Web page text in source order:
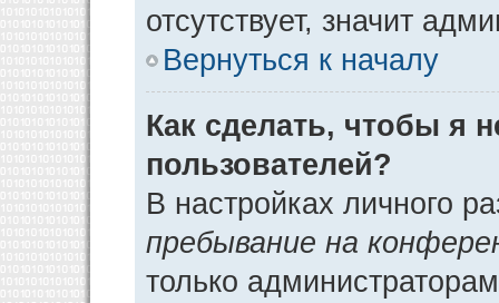
отсутствует, значит
Вернуться к началу
Как сделать, чтобы я
пользователей?
В настройках личного
пребывание на
только